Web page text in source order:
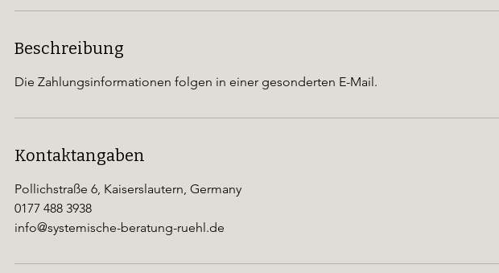
n
.
Beschreibung
Die Zahlungsinformationen folgen in einer gesonderten E-Mail.
Kontaktangaben
Pollichstraße 6, Kaiserslautern, Germany
0177 488 3938
info@systemische-beratung-ruehl.de